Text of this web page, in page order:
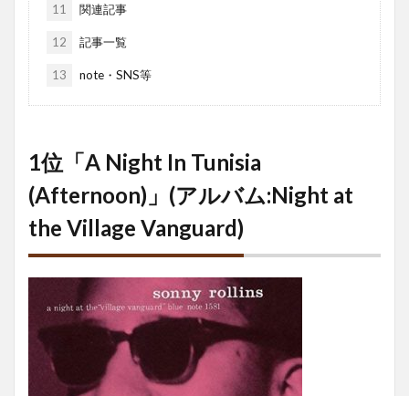
11 関連記事
12 記事一覧
13 note・SNS等
1位「A Night In Tunisia
(Afternoon)」(アルバム:Night at
the Village Vanguard)